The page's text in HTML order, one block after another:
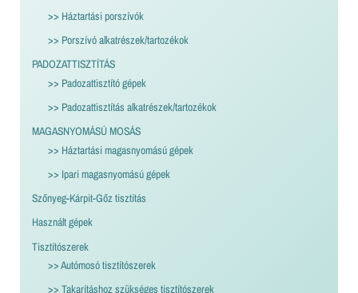
>> Háztartási porszívók
>> Porszívó alkatrészek/tartozékok
PADOZATTISZTÍTÁS
>> Padozattisztító gépek
>> Padozattisztítás alkatrészek/tartozékok
MAGASNYOMÁSÚ MOSÁS
>> Háztartási magasnyomású gépek
>> Ipari magasnyomású gépek
Szőnyeg-Kárpit-Gőz tisztítás
Használt gépek
Tisztítószerek
>> Autómosó tisztítószerek
>> Takarításhoz szükséges tisztítószerek